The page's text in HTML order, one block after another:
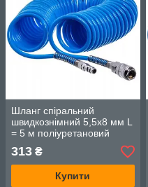
Шланг спіральний
швидкознімний 5,5x8 мм L
= 5 м поліуретановий
AIRKRAFT AHC46-A
313 ₴
Купити